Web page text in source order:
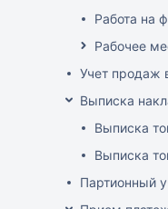
Работа на
Рабочее
Учет продаж
Выписка
Выписка
Выписка
Партионный